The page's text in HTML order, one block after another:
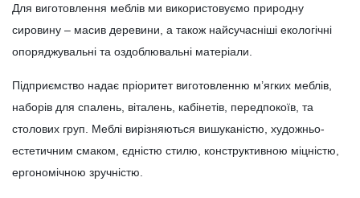
Для виготовлення меблів ми використовуємо природну
сировину – масив деревини, а також найсучасніші екологічні
опоряджувальні та оздоблювальні матеріали.
Підприємство надає пріоритет виготовленню м’ягких меблів,
наборів для спалень, віталень, кабінетів, передпокоїв, та
столових груп. Меблі вирізняються вишуканістю, художньо-
естетичним смаком, єдністю стилю, конструктивною міцністю,
ергономічною зручністю.